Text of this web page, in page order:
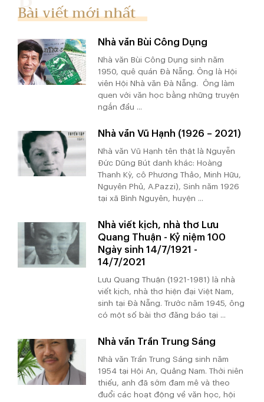
Bài viết mới nhất
Nhà văn Bùi Công Dụng
Nhà văn Bùi Công Dụng sinh năm
1950, quê quán Đà Nẵng. Ông là Hội
viên Hội Nhà văn Đà Nẵng. Ông làm
quen với văn học bằng những truyện
ngắn đầu ...
Nhà văn Vũ Hạnh (1926 – 2021)
Nhà văn Vũ Hạnh tên thật là Nguyễn
Đức Dũng Bút danh khác: Hoàng
Thanh Kỳ, cô Phương Thảo, Minh Hữu,
Nguyên Phủ, A.Pazzi), Sinh năm 1926
tại xã Bình Nguyên, huyện ...
Nhà viết kịch, nhà thơ Lưu
Quang Thuận - Kỷ niệm 100
Ngày sinh 14/7/1921 -
14/7/2021
Lưu Quang Thuận (1921-1981) là nhà
viết kịch, nhà thơ hiện đại Việt Nam,
sinh tại Đà Nẵng. Trước năm 1945, ông
có một số bài thơ đăng báo tại ...
Nhà văn Trần Trung Sáng
Nhà văn Trần Trung Sáng sinh năm
1954 tại Hội An, Quảng Nam. Thời niên
thiếu, anh đã sớm đam mê và theo
đuổi các hoạt động về văn học, hội